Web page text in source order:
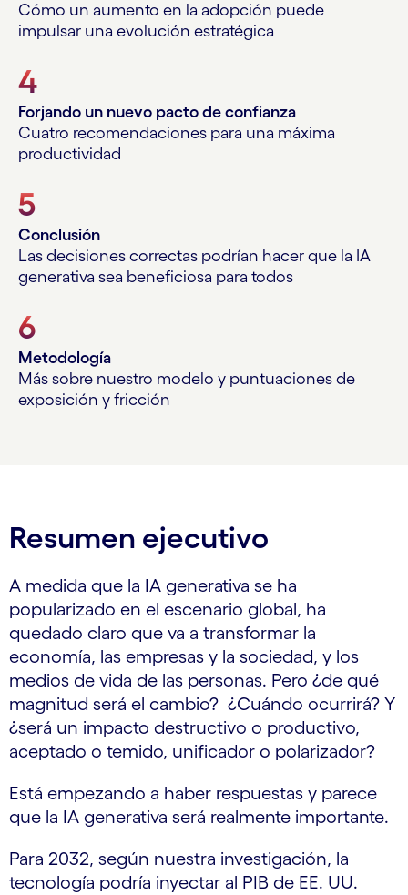
Cómo un aumento en la adopción puede
impulsar una evolución estratégica
4
Forjando un nuevo pacto de confianza
Cuatro recomendaciones para una máxima
productividad
5
Conclusión
Las decisiones correctas podrían hacer que la IA
generativa sea beneficiosa para todos
6
Metodología
Más sobre nuestro modelo y puntuaciones de
exposición y fricción
Resumen ejecutivo
A medida que la IA generativa se ha
popularizado en el escenario global, ha
quedado claro que va a transformar la
economía, las empresas y la sociedad, y los
medios de vida de las personas. Pero ¿de qué
magnitud será el cambio? ¿Cuándo ocurrirá? Y
¿será un impacto destructivo o productivo,
aceptado o temido, unificador o polarizador?
Está empezando a haber respuestas y parece
que la IA generativa será realmente importante.
Para 2032, según nuestra investigación, la
tecnología podría inyectar al PIB de EE. UU.